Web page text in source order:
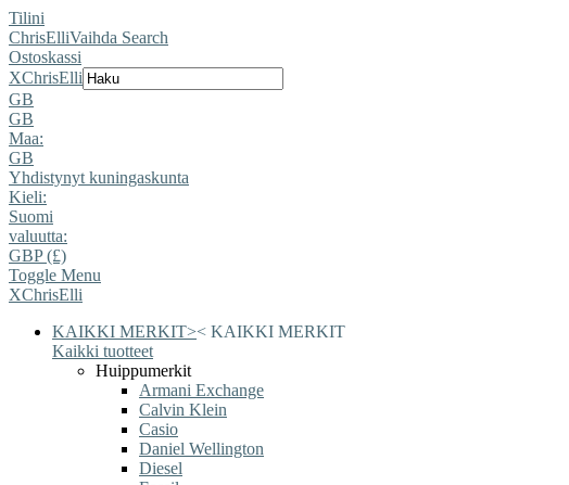
Tilini
ChrisElliVaihda Search
Ostoskassi
XChrisElli
GB
GB
Maa:
GB
Yhdistynyt kuningaskunta
Kieli:
Suomi
valuutta:
GBP (£)
Toggle Menu
XChrisElli
KAIKKI MERKIT>< KAIKKI MERKIT
Kaikki tuotteet
Huippumerkit
Armani Exchange
Calvin Klein
Casio
Daniel Wellington
Diesel